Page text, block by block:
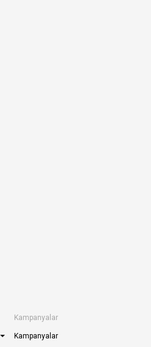
Kampanyalar
Kampanyalar